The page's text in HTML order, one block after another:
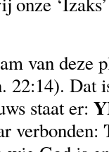
van deze
22:14). Dat
staat er:
verbonden: